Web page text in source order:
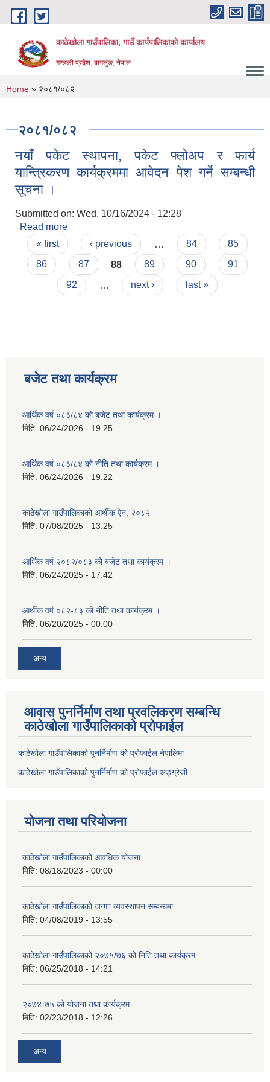
Skip to main content
काठेखोला गाउँपालिका, गाउँ कार्यपालिकाको कार्यालय
गण्डकी प्रदेश, बागलुङ, नेपाल
You are here
Home » २०८१/०८२
२०८१/०८२
नयाँ पकेट स्थापना, पकेट फ्लोअप र फार्य
यान्त्रिकरण कार्यक्रममा आवेदन पेश गर्ने सम्बन्धी
सूचना ।
Submitted on: Wed, 10/16/2024 - 12:28
Read more
यान्त्रिकरण कार्यक्रममा आवेदन पेश गर्ने सम्बन्धी सूचना ।
Pages
« first ‹ previous 84
85
86
87 88 89 90
91
92
next › last »
बजेट तथा कार्यक्रम
आर्थिक वर्ष ०८३/८४ को बजेट तथा कार्यक्रम ।
मिति: 06/24/2026 - 19:25
आर्थिक वर्ष ०८३/८४ को नीति तथा कार्यक्रम ।
मिति: 06/24/2026 - 19:22
काठेखोला गाउँपालिकाको आर्थीक ऐन, २०८२
मिति: 07/08/2025 - 13:25
आर्थिक वर्ष २०८२/०८३ को बजेट तथा कार्यक्रम ।
मिति: 06/24/2025 - 17:42
आर्थीक वर्ष ०८२-८३ को नीति तथा कार्यक्रम ।
मिति: 06/20/2025 - 00:00
अन्य
आवास पुनर्निर्माण तथा प्रवलिकरण सम्बन्धि
काठेखोला गाउँपालिकाको प्रोफाईल
काठेखोला गाउँपालिकाको पुनर्निर्माण को प्रोफाईल नेपालिमा
काठेखोला गाउँपालिकाको पुनर्निर्माण को प्रोफाईल अङ्ग्रेजी
योजना तथा परियोजना
काठेखोला गाउँपालिकाको आवधिक योजना
मिति: 08/18/2023 - 00:00
काठेखोला गाउँपालिकाको जग्गाा व्यवस्थापन सम्बन्धमा
मिति: 04/08/2019 - 13:55
काठेखोला गाउँपालिकाको २०७५/७६ को निति तथा कार्यक्रम
मिति: 06/25/2018 - 14:21
२०७४-७५ को योजना तथा कार्यक्रम
मिति: 02/23/2018 - 12:26
अन्य